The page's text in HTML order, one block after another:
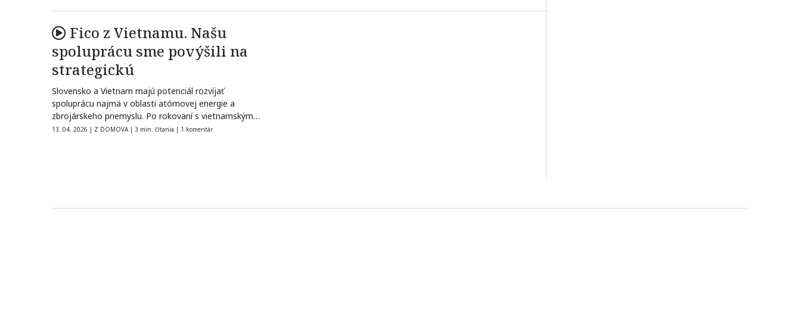
Fico z Vietnamu. Našu
spoluprácu sme povýšili na
strategickú
Slovensko a Vietnam majú potenciál rozvíjať
spoluprácu najmä v oblasti atómovej energie a
zbrojárskeho priemyslu. Po rokovaní s vietnamským
premiérom…
13. 04. 2026 | Z DOMOVA | 3 min. čítania | 1 komentár